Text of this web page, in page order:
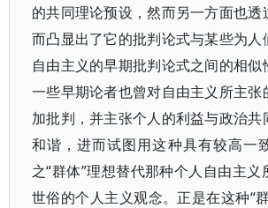
的共同理论预设，然而另一方面也透
而凸显出了它的批判论式与某些为人
自由主义的早期批判论式之间的相似
一些早期论者也曾对自由主义所主张
加批判，并主张个人的利益与政治共
和谐，进而试图用这种具有较高一
之“群体”理想替代那种个人自由主义
世俗的个人主义观念。正是在这种“